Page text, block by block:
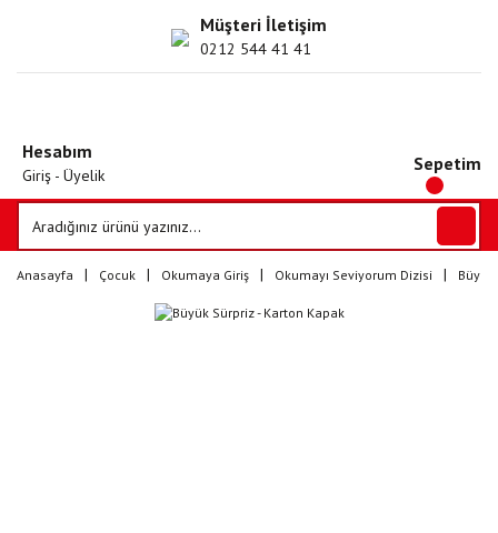
Müşteri İletişim
0212 544 41 41
Hesabım
Giriş - Üyelik
Sepetim
Anasayfa Çocuk Okumaya Giriş Okumayı Seviyorum Dizisi